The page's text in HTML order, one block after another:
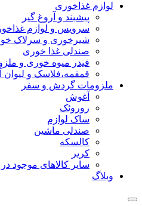
لوازم غذاخوری
پیشبند و آروغ گیر
سرویس و لوازم
شیرخوری و سرلاک
صندلی غذا خوری
فیدر میوه خوری و
قمقمه،فلاسک و لیوان
ملزومات گردش و سفر
آغوش
روروئک
ساک لوازم
صندلی ماشین
کالسکه
کریر
سایر کالاهای موجود
وبلاگ